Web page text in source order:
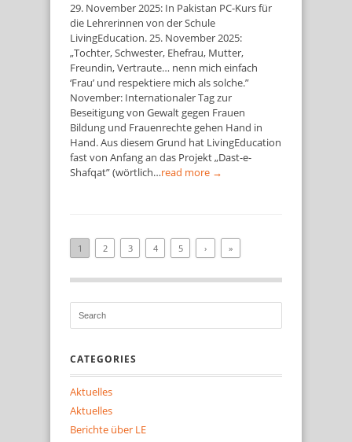
29. November 2025: In Pakistan PC-Kurs für
die Lehrerinnen von der Schule
LivingEducation. 25. November 2025:
„Tochter, Schwester, Ehefrau, Mutter,
Freundin, Vertraute… nenn mich einfach
‘Frau’ und respektiere mich als solche.”
November: Internationaler Tag zur
Beseitigung von Gewalt gegen Frauen
Bildung und Frauenrechte gehen Hand in
Hand. Aus diesem Grund hat LivingEducation
fast von Anfang an das Projekt „Dast-e-
Shafqat” (wörtlich…read more →
1 2 3 4 5 › »
CATEGORIES
Aktuelles
Aktuelles
Berichte über LE